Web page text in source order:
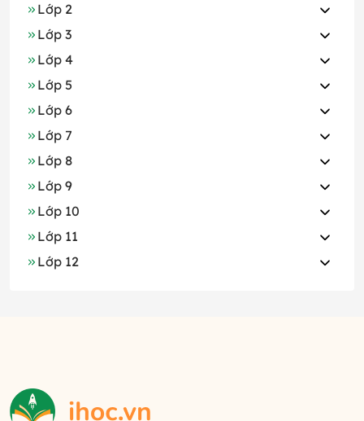
Lớp 2
Lớp 3
Lớp 4
Lớp 5
Lớp 6
Lớp 7
Lớp 8
Lớp 9
Lớp 10
Lớp 11
Lớp 12